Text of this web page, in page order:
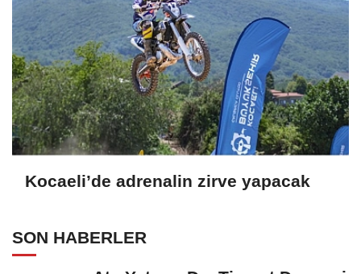
Kocaeli’de adrenalin zirve yapacak
SON HABERLER